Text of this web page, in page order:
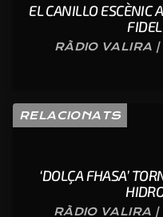
EL CANILLO ESCÈNIC
RÀDIO VALIRA
RELACIONATS
‘DOLÇA FHASA’
RÀDIO VALIRA